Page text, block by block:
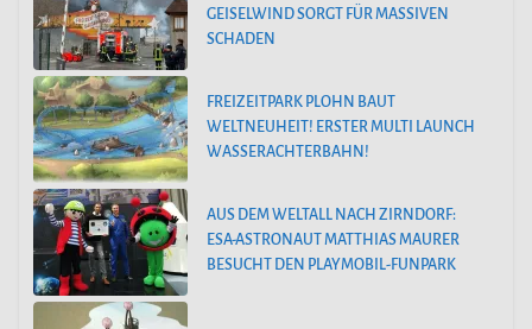
GEISELWIND SORGT FÜR MASSIVEN
SCHADEN
FREIZEITPARK PLOHN BAUT
WELTNEUHEIT! ERSTER MULTI LAUNCH
WASSERACHTERBAHN!
AUS DEM WELTALL NACH ZIRNDORF:
ESA-ASTRONAUT MATTHIAS MAURER
BESUCHT DEN PLAYMOBIL-FUNPARK